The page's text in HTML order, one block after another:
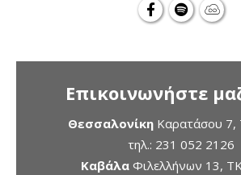
Επικοινωνήστε
ΘεσσαλονίκηΚαρατάσου 7,
τηλ.: 231 052 2126
ΚαβάλαΦιλελλήνων 13,